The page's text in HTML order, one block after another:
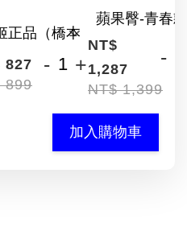
827
899
- +
NT$
1,287
NT$ 1,399
-
加入購物車